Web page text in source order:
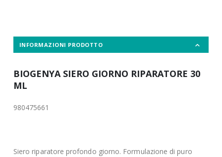
INFORMAZIONI PRODOTTO
BIOGENYA SIERO GIORNO RIPARATORE 30
ML
980475661
Siero riparatore profondo giorno. Formulazione di puro